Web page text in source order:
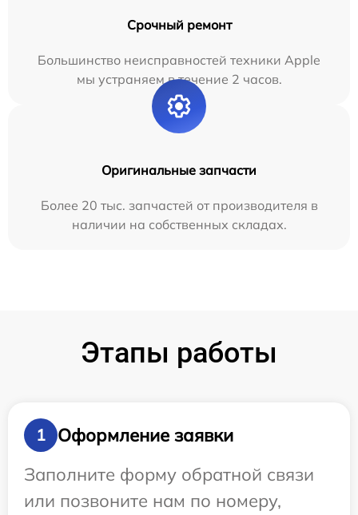
Срочный ремонт
Большинство неисправностей техники Apple
мы устраняем в течение 2 часов.
Оригинальные запчасти
Более 20 тыс. запчастей от производителя в
наличии на собственных складах.
Этапы работы
1
Оформление заявки
Заполните форму обратной связи
или позвоните нам по номеру,